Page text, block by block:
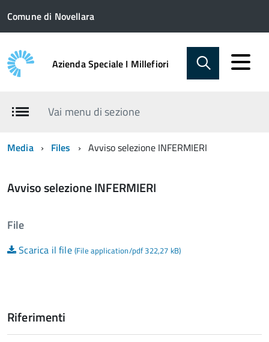
Comune di Novellara
Azienda Speciale I Millefiori
Vai menu di sezione
Media Files Avviso selezione INFERMIERI
Avviso selezione INFERMIERI
File
Scarica il file (File application/pdf 322,27 kB)
Riferimenti